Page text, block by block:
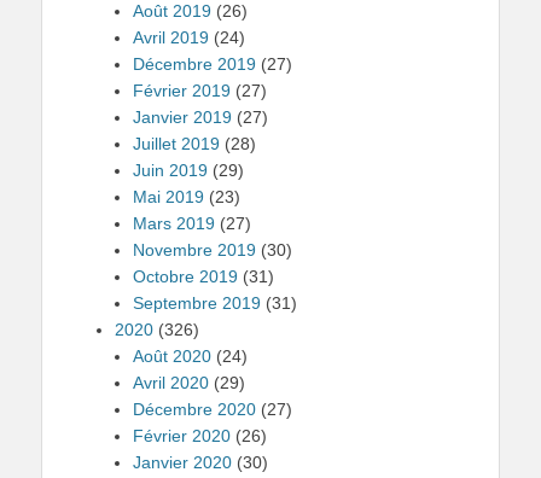
Août 2019 (26)
Avril 2019 (24)
Décembre 2019 (27)
Février 2019 (27)
Janvier 2019 (27)
Juillet 2019 (28)
Juin 2019 (29)
Mai 2019 (23)
Mars 2019 (27)
Novembre 2019 (30)
Octobre 2019 (31)
Septembre 2019 (31)
2020 (326)
Août 2020 (24)
Avril 2020 (29)
Décembre 2020 (27)
Février 2020 (26)
Janvier 2020 (30)